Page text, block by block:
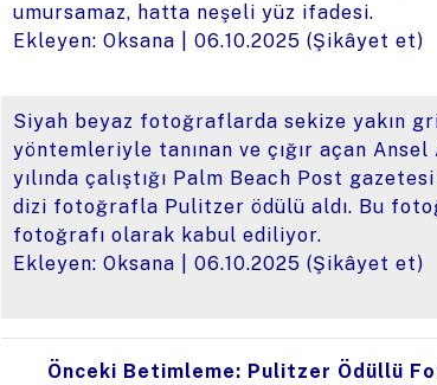
umursamaz, hatta neşeli yüz ifadesi.
Ekleyen: Oksana | 06.10.2025 (Şikâyet et)
Siyah beyaz fotoğraflarda sekize yakın
yöntemleriyle tanınan ve çığır açan
yılında çalıştığı Palm Beach Post
dizi fotoğrafla Pulitzer ödülü aldı. Bu
fotoğrafı olarak kabul ediliyor.
Ekleyen: Oksana | 06.10.2025 (Şikâyet et)
Önceki Betimleme: Pulitzer Ödüllü